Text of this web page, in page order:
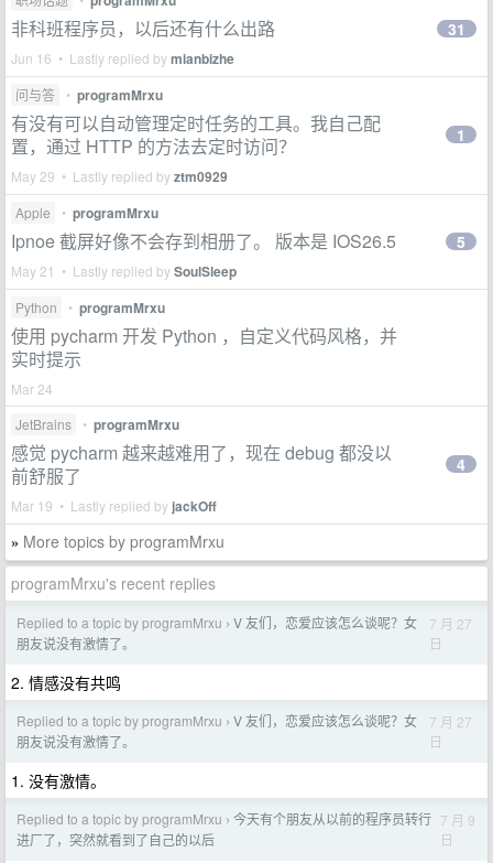
非科班程序员，以后还有什么出路
Jun 16 • Lastly replied bymianbizhe
31
问与答 • programMrxu
有没有可以自动管理定时任务的工具。我自己配
置，通过 HTTP 的方法去定时访问？
May 29 • Lastly replied byztm0929
1
Apple • programMrxu
Ipnoe 截屏好像不会存到相册了。 版本是 IOS26.5
May 21 • Lastly replied bySoulSleep
5
Python • programMrxu
使用 pycharm 开发 Python ，自定义代码风格，并
实时提示
Mar 24
JetBrains
• programMrxu
感觉 pycharm 越来越难用了，现在 debug 都没以
前舒服了
Mar 19 • Lastly replied by jackOff
4
» More topics by programMrxu
programMrxu's recent replies
Replied to a topic by programMrxu › V 友们，恋爱应该怎么谈呢？女
朋友说没有激情了。
7 月 27
日
2. 情感没有共鸣
Replied to a topic by programMrxu › V 友们，恋爱应该怎么谈呢？女
朋友说没有激情了。
7 月 27
日
1. 没有激情。
Replied to a topic by programMrxu › 今天有个朋友从以前的程序员转行
进厂了，突然就看到了自己的以后
7 月 9
日